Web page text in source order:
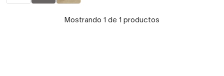
Mostrando 1 de 1 productos